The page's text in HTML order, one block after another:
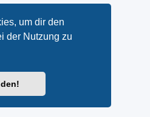
um dir den
der Nutzung zu